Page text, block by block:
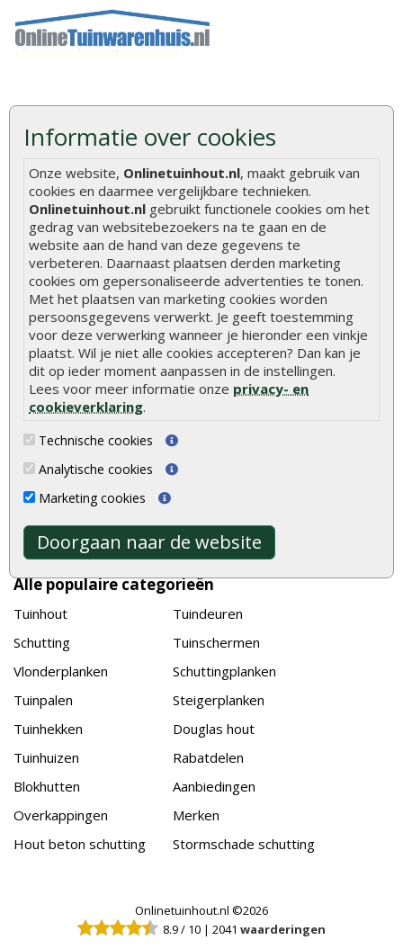
Informatie over cookies
Onze website, Onlinetuinhout.nl, maakt gebruik van
cookies en daarmee vergelijkbare technieken.
Onlinetuinhout.nl gebruikt functionele cookies om het
gedrag van websitebezoekers na te gaan en de
website aan de hand van deze gegevens te
verbeteren. Daarnaast plaatsen derden marketing
cookies om gepersonaliseerde advertenties te tonen.
Met het plaatsen van marketing cookies worden
persoonsgegevens verwerkt. Je geeft toestemming
voor deze verwerking wanneer je hieronder een vinkje
plaatst. Wil je niet alle cookies accepteren? Dan kan je
dit op ieder moment aanpassen in de instellingen.
Lees voor meer informatie onze privacy- en
cookieverklaring.
Technische cookies
Analytische cookies
Marketing cookies
Doorgaan naar de website
Veelgestelde vragen
Berekenen van de hoeveelheid
Foto's en voorbeelden
Montage
Gekeurd hout
De fundering van een vlonder leggen
Hoe zelf een houten overkapping maken
Hoe zelf een vlonder leggen
Hoe betonpaal plaatsen
De 9 beste tuinschermen van Onlinetuinhout.nl
Stijlvolle houtsoorten voor in de tuin
Duurzame tuin
Welke palen voor een schapenhek
Alle populaire categorieën
Tuinhout
Schutting
Vlonderplanken
Tuinpalen
Tuinhekken
Tuinhuizen
Blokhutten
Overkappingen
Hout beton schutting
Tuindeuren
Tuinschermen
Schuttingplanken
Steigerplanken
Douglas hout
Rabatdelen
Aanbiedingen
Merken
Stormschade schutting
Onlinetuinhout.nl ©2026
8.9/ 10 | 2041 waarderingen